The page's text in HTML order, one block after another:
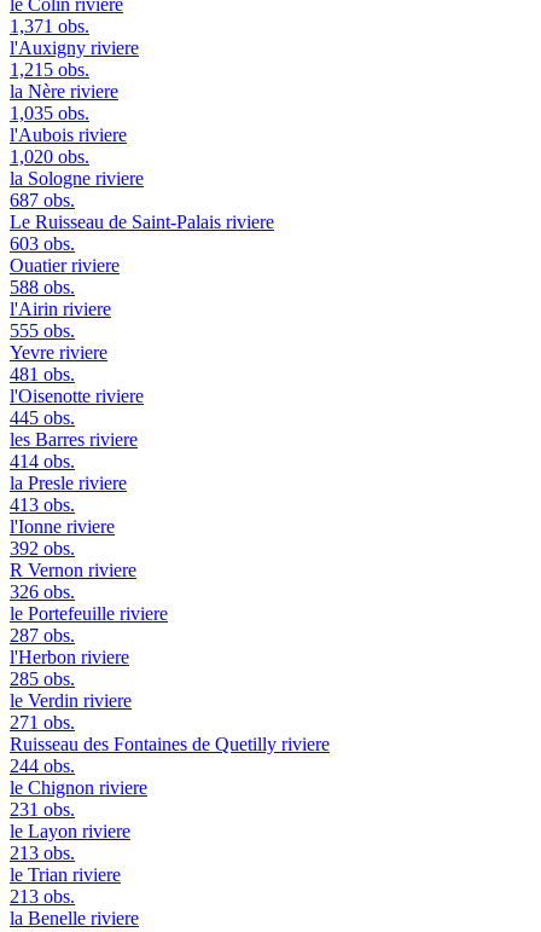
1,371 obs.
l'Auxigny riviere
1,215 obs.
la Nère riviere
1,035 obs.
l'Aubois riviere
1,020 obs.
la Sologne riviere
687 obs.
Le Ruisseau de Saint-Palais riviere
603 obs.
Ouatier riviere
588 obs.
l'Airin riviere
555 obs.
Yevre riviere
481 obs.
l'Oisenotte riviere
445 obs.
les Barres riviere
414 obs.
la Presle riviere
413 obs.
l'Ionne riviere
392 obs.
R Vernon riviere
326 obs.
le Portefeuille riviere
287 obs.
l'Herbon riviere
285 obs.
le Verdin riviere
271 obs.
Ruisseau des Fontaines de Quetilly riviere
244 obs.
le Chignon riviere
231 obs.
le Layon riviere
213 obs.
le Trian riviere
213 obs.
la Benelle riviere